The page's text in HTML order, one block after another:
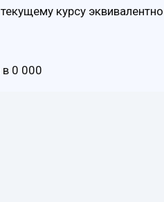
курсу эквивалентно